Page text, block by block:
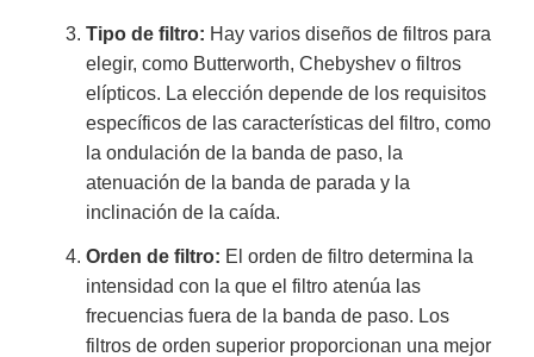
Tipo de filtro: Hay varios diseños de filtros para
elegir, como Butterworth, Chebyshev o filtros
elípticos. La elección depende de los requisitos
específicos de las características del filtro, como
la ondulación de la banda de paso, la
atenuación de la banda de parada y la
inclinación de la caída.
Orden de filtro: El orden de filtro determina la
intensidad con la que el filtro atenúa las
frecuencias fuera de la banda de paso. Los
filtros de orden superior proporcionan una mejor